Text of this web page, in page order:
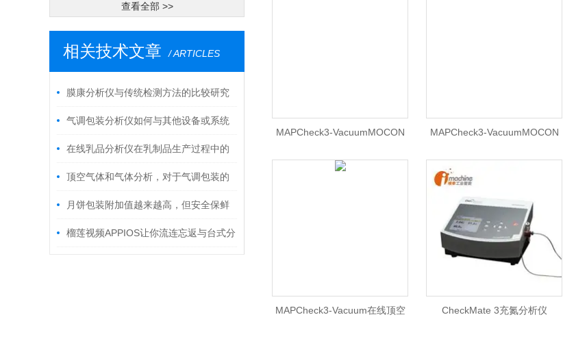
查看全部 >>
相关技术文章 / ARTICLES
膜康分析仪与传统检测方法的比较研究
气调包装分析仪如何与其他设备或系统
集成使用？
在线乳品分析仪在乳制品生产过程中的
重要性
顶空气体和气体分析，对于气调包装的
重要性
月饼包装附加值越来越高，但安全保鲜
能力也能随之提升吗？
榴莲视频APPIOS让你流连忘返与台式分
MAPCheck3-VacuumMOCON
膜康在线顶空气体分析仪
MAPCheck3-VacuumMOCON
膜康专为MAP气调包装在线榴莲
视频APPIOS让你流连忘返
MAPCheck3-Vacuum在线顶空 CheckMate 3充氮分析仪